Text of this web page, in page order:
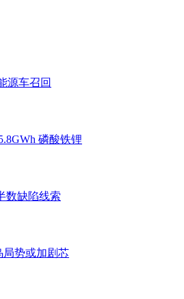
源车召回
磷酸铁锂
数缺陷线索
局势或加剧芯